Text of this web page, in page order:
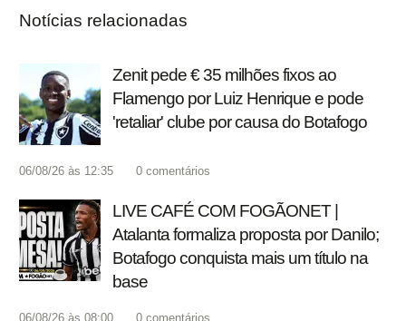
Notícias relacionadas
Zenit pede € 35 milhões fixos ao
Flamengo por Luiz Henrique e pode
'retaliar' clube por causa do Botafogo
06/08/26 às 12:35 0 comentários
LIVE CAFÉ COM FOGÃONET |
Atalanta formaliza proposta por Danilo;
Botafogo conquista mais um título na
base
06/08/26 às 08:00 0 comentários